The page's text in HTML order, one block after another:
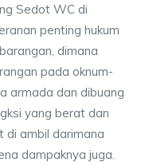
Sedot WC di
penting hukum
dimana
pada oknum-
armada dan dibuang
yang berat dan
di ambil darimana
dampaknya juga.